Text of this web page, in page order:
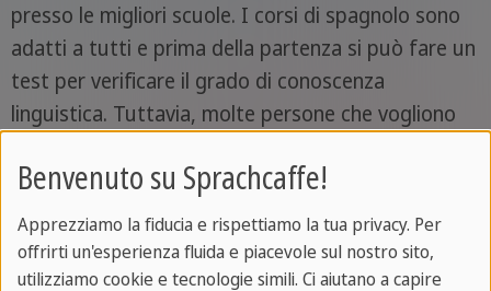
presso le migliori scuole. I corsi di spagnolo sono
adatti a tutti e prima della partenza si può fare un
test per verificare il grado di conoscenza
linguistica. Tuttavia, molte persone che vogliono
preferiscono seguire deicorsi online
già una buona padronanza linguistica e interagire
meglio una volta giunti sul posto.
Benvenuto su Sprachcaffe!
Apprezziamo la fiducia e rispettiamo la tua privacy. Per
offrirti un'esperienza fluida e piacevole sul nostro sito,
utilizziamo cookie e tecnologie simili. Ci aiutano a capire